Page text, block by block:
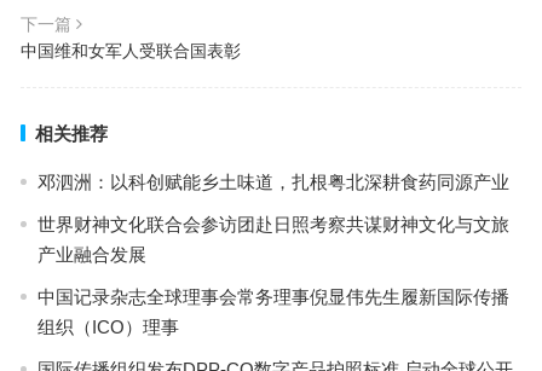
下一篇
中国维和女军人受联合国表彰
相关推荐
邓泗洲：以科创赋能乡土味道，扎根粤北深耕食药同源产业
世界财神文化联合会参访团赴日照考察共谋财神文化与文旅
产业融合发展
中国记录杂志全球理事会常务理事倪显伟先生履新国际传播
组织（ICO）理事